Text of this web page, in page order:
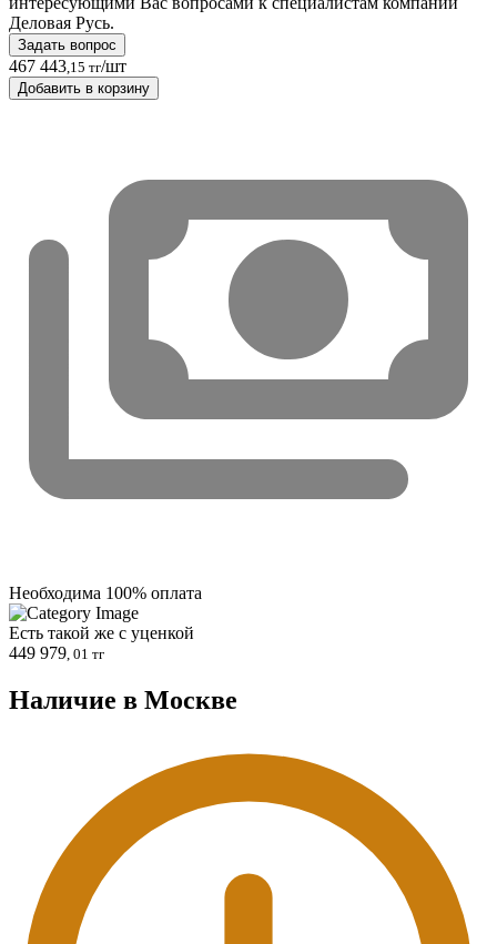
Деловая Русь.
Задать вопрос
467 443,15 тг/шт
Добавить в корзину
Необходима 100% оплата
Есть такой же с уценкой
449 979, 01 тг
Наличие в Москвe